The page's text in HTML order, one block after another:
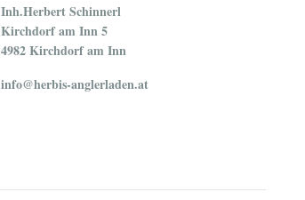
Inh.Herbert Schinnerl
Kirchdorf am Inn 5
4982 Kirchdorf am Inn
info@herbis-anglerladen.at